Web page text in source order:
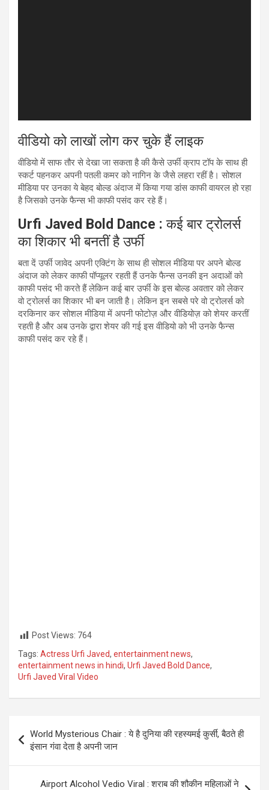
वीडियो को लाखों लोग कर चुके हैं लाइक
वीडियो में साफ तौर से देखा जा सकता है की कैसे उर्फी क्राप टॉप के साथ ही
स्कर्ट पहनकर अपनी पतली कमर को नागिन के जैसे लहरा रहीं है। सोशल
मीडिया पर उनका ये बेहद बोल्ड अंदाज में किया गया डांस काफी वायरल हो रहा
है जिसको उनके फैन्स भी काफी पसंद कर रहे हैं।
Urfi Javed Bold Dance : कई बार ट्रोलर्स
का शिकार भी बनतीं है उर्फी
बता दें उर्फी जावेद अपनी एक्टिंग के साथ ही सोशल मीडिया पर अपने बोल्ड
अंदाज को लेकर काफी पॉप्यूलर रहती हैं उनके फैन्स उनकी इन अदाओं को
काफी पसंद भी करते हैं लेकिन कई बार उर्फी के इस बोल्ड अवतार को लेकर
वो ट्रोलर्स का शिकार भी बन जाती है। लेकिन इन सबसे परे वो ट्रोलर्स को
दरकिनार कर सोशल मीडिया में अपनी फोटोज़ और वीडियोज़ को शेयर करतीं
रहती है और अब उनके द्वारा शेयर की गई इस वीडियो को भी उनके फैन्स
काफी पसंद कर रहे हैं।
Post Views: 764
Tags: Actress Urfi Javed, entertainment news,
entertainment news in hindi, Urfi Javed Bold Dance,
Urfi Javed Viral Video
navigation
World Mysterious Chair : ये है दुनिया की रहस्यमई कुर्सी, बैठते ही
इंसान गंवा देता है अपनी जान
Airport Alcohol Vedio Viral : शराब की शौकीन महिलाओं ने